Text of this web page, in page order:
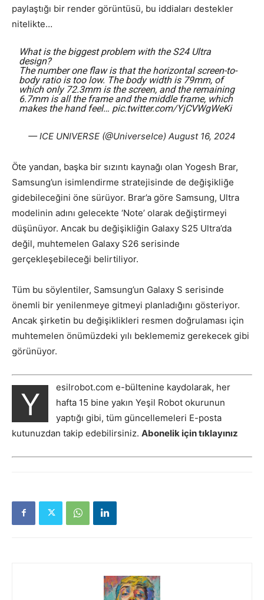
paylaştığı bir render görüntüsü, bu iddiaları destekler
nitelikte…
What is the biggest problem with the S24 Ultra
design?
The number one flaw is that the horizontal screen-to-
body ratio is too low. The body width is 79mm, of
which only 72.3mm is the screen, and the remaining
6.7mm is all the frame and the middle frame, which
makes the hand feel… pic.twitter.com/YjCVWgWeKi
— ICE UNIVERSE (@UniverseIce) August 16, 2024
Öte yandan, başka bir sızıntı kaynağı olan Yogesh Brar,
Samsung’un isimlendirme stratejisinde de değişikliğe
gidebileceğini öne sürüyor. Brar’a göre Samsung, Ultra
modelinin adını gelecekte ‘Note’ olarak değiştirmeyi
düşünüyor. Ancak bu değişikliğin Galaxy S25 Ultra’da
değil, muhtemelen Galaxy S26 serisinde
gerçekleşebileceği belirtiliyor.
Tüm bu söylentiler, Samsung’un Galaxy S serisinde
önemli bir yenilenmeye gitmeyi planladığını gösteriyor.
Ancak şirketin bu değişiklikleri resmen doğrulaması için
muhtemelen önümüzdeki yılı beklememiz gerekecek gibi
görünüyor.
Y
esilrobot.com e-bültenine kaydolarak, her
hafta 15 bine yakın Yeşil Robot okurunun
yaptığı gibi, tüm güncellemeleri E-posta
kutunuzdan takip edebilirsiniz. Abonelik için tıklayınız